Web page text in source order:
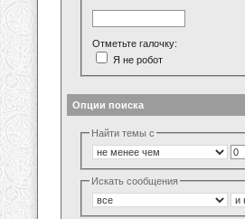
Отметьте галочку:
Я не робот
Опции поиска
Найти темы с
Искать сообщения